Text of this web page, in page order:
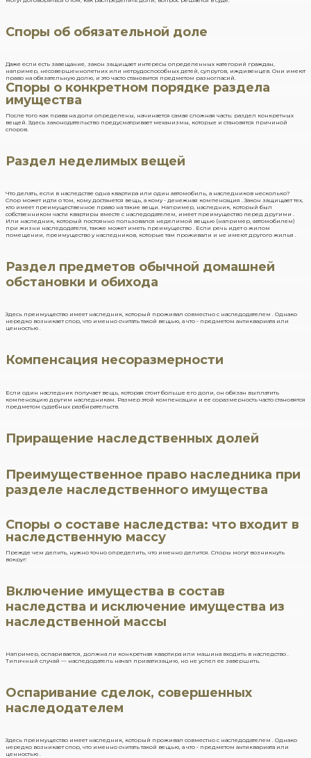
Споры об обязательной доле
Даже если есть завещание, закон защищает интересы определенных категорий граждан,
например, несовершеннолетних или нетрудоспособных детей, супругов, иждивенцев. Они имеют
право на обязательную долю, и это часто становится предметом разногласий.
Споры о конкретном порядке раздела
имущества
После того как права на доли определены, начинается самая сложная часть: раздел конкретных
вещей. Здесь законодательство предусматривает механизмы, которые и становятся причиной
споров.
Раздел неделимых вещей
Что делать, если в наследстве одна квартира или один автомобиль, а наследников несколько?
Спор может идти о том, кому достанется вещь, а кому - денежная компенсация . Закон защищает тех,
кто имеет преимущественное право на такие вещи. Например, наследник, который был
собственником части квартиры вместе с наследодателем, имеет преимущество перед другими .
Или наследник, который постоянно пользовался неделимой вещью (например, автомобилем)
при жизни наследодателя, также может иметь преимущество . Если речь идет о жилом
помещении, преимущество у наследников, которые там проживали и не имеют другого жилья .
Раздел предметов обычной домашней
обстановки и обихода
Здесь преимущество имеет наследник, который проживал совместно с наследодателем . Однако
нередко возникает спор, что именно считать такой вещью, а что - предметом антиквариата или
ценностью .
Компенсация несоразмерности
Если один наследник получает вещь, которая стоит больше его доли, он обязан выплатить
компенсацию другим наследникам. Размер этой компенсации и ее соразмерность часто становятся
предметом судебных разбирательств.
Приращение наследственных долей
Преимущественное право наследника при
разделе наследственного имущества
Споры о составе наследства: что входит в
наследственную массу
Прежде чем делить, нужно точно определить, что именно делится. Споры могут возникнуть
вокруг:
Включение имущества в состав
наследства и исключение имущества из
наследственной массы
Например, оспаривается, должна ли конкретная квартира или машина входить в наследство .
Типичный случай — наследодатель начал приватизацию, но не успел ее завершить.
Оспаривание сделок, совершенных
наследодателем
Здесь преимущество имеет наследник, который проживал совместно с наследодателем . Однако
нередко возникает спор, что именно считать такой вещью, а что - предметом антиквариата или
ценностью .